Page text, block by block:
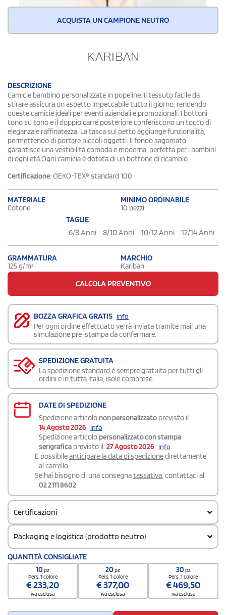
ACQUISTA UN CAMPIONE NEUTRO
DESCRIZIONE
Camicie bambino personalizzate in popeline. Il tessuto facile da
stirare assicura un aspetto impeccabile tutto il giorno, rendendo
queste camicie ideali per eventi aziendali e promozionali. I bottoni
tono su tono e il doppio carré posteriore conferiscono un tocco di
eleganza e raffinatezza. La tasca sul petto aggiunge funzionalità,
permettendo di portare piccoli oggetti. Il fondo sagomato
garantisce una vestibilità comoda e moderna, perfetta per i bambini
di ogni età.Ogni camicia è dotata di un bottone di ricambio.
Certificazione: OEKO-TEX® standard 100
MATERIALE
Cotone
MINIMO ORDINABILE
10 pezzi
TAGLIE
6/8 Anni
8/10 Anni 10/12 Anni 12/14 Anni
GRAMMATURA
125 g/m²
MARCHIO
Kariban
CALCOLA PREVENTIVO
BOZZA GRAFICA GRATIS info
Per ogni ordine effettuato verrà inviata tramite mail una
simulazione pre-stampa da confermare.
SPEDIZIONE GRATUITA
La spedizione standard è sempre gratuita per tutti gli
ordini e in tutta italia, isole comprese.
DATE DI SPEDIZIONE
Spedizione articolo non personalizzato previsto il:
14 Agosto 2026 info
Spedizione articolo personalizzato con stampa
serigrafica previsto il: 27 Agosto 2026 info
É possibileanticipare la data di spedizionedirettamente
al carrello.
Se hai bisogno di una consegnatassativa, contattaci al:
02 2111 8602
Certificazioni
Packaging e logistica (prodotto neutro)
Codice doganale
62052000
QUANTITÀ CONSIGLIATE
10pz
Pers. 1 colore
€233,20
iva esclusa
20pz
Pers. 1 colore
€377,00
iva esclusa
30 pz
Pers. 1 colore
€469,50
iva esclusa